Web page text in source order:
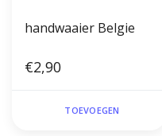
handwaaier Belgie
€2,90
TOEVOEGEN